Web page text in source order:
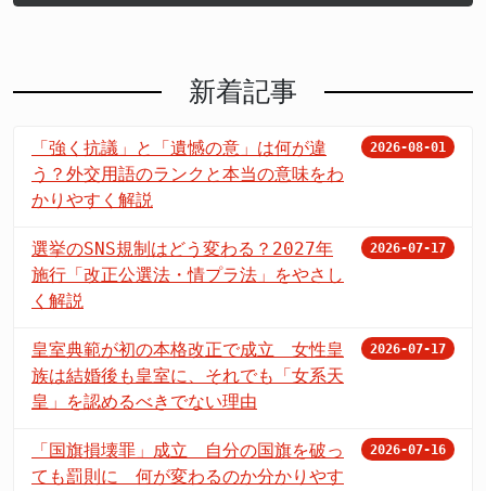
新着記事
「強く抗議」と「遺憾の意」は何が違
う？外交用語のランクと本当の意味をわ
かりやすく解説
2026-08-01
選挙のSNS規制はどう変わる？2027年
施行「改正公選法・情プラ法」をやさし
く解説
2026-07-17
皇室典範が初の本格改正で成立 女性皇
族は結婚後も皇室に、それでも「女系天
皇」を認めるべきでない理由
2026-07-17
「国旗損壊罪」成立 自分の国旗を破っ
ても罰則に 何が変わるのか分かりやす
2026-07-16